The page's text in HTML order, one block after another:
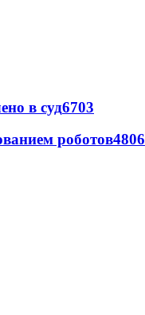
в суд6703
роботов4806